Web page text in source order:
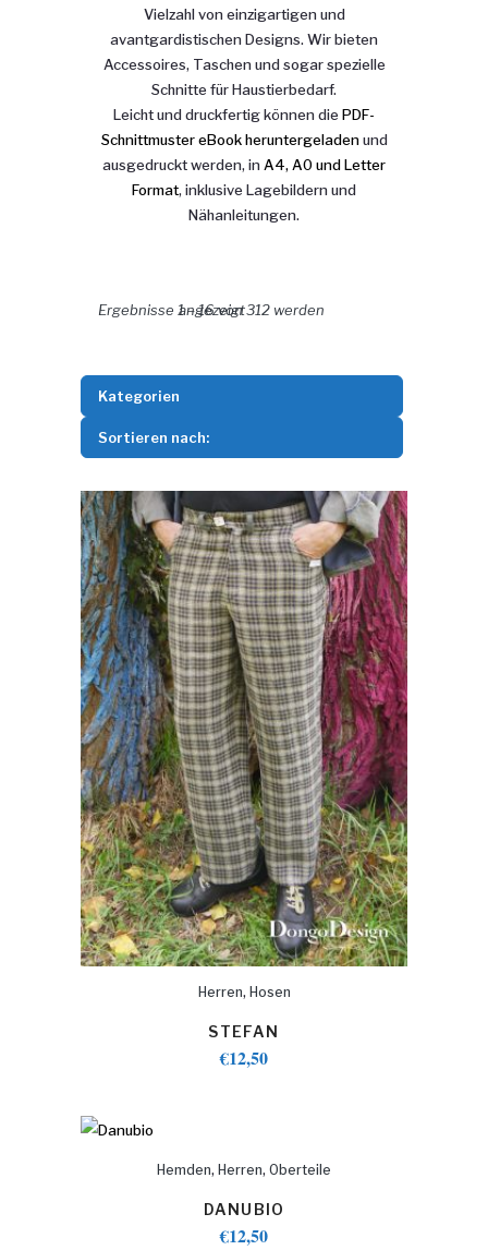
Vielzahl von einzigartigen und
avantgardistischen Designs. Wir bieten
Accessoires, Taschen und sogar spezielle
Schnitte für Haustierbedarf.
Leicht und druckfertig können die PDF-
Schnittmuster eBook heruntergeladenund
ausgedruckt werden, in A4, A0 und Letter
Format, inklusive Lagebildern und
Nähanleitungen.
Ergebnisse 1 – 16 von 312 werden angezeigtNach Aktualität sortiert
Kategorien
Sortieren nach:
Herren, Hosen
STEFAN
€12,50
Hemden, Herren, Oberteile
DANUBIO
€12,50